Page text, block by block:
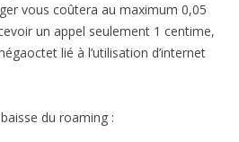
vous coûtera au maximum 0,05
un appel seulement 1 centime,
lié à l’utilisation d’internet
du roaming :